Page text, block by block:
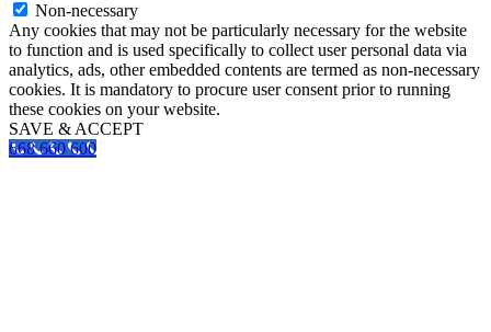
Non-necessary
Any cookies that may not be particularly necessary for the website
to function and is used specifically to collect user personal data via
analytics, ads, other embedded contents are termed as non-necessary
cookies. It is mandatory to procure user consent prior to running
these cookies on your website.
SAVE & ACCEPT
668 660 600